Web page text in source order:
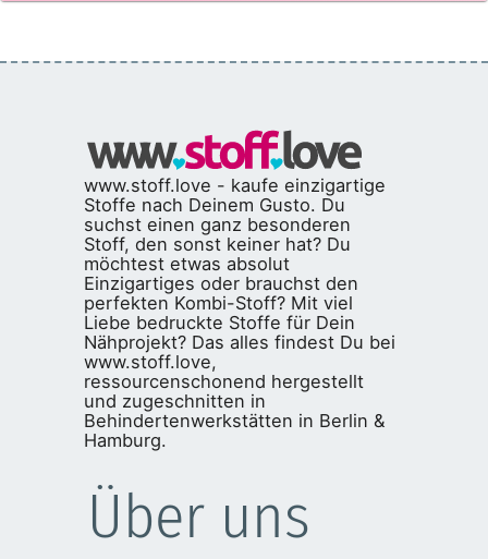
www.stoff.love - kaufe einzigartige
Stoffe nach Deinem Gusto. Du
suchst einen ganz besonderen
Stoff, den sonst keiner hat? Du
möchtest etwas absolut
Einzigartiges oder brauchst den
perfekten Kombi-Stoff? Mit viel
Liebe bedruckte Stoffe für Dein
Nähprojekt? Das alles findest Du bei
www.stoff.love,
ressourcenschonend hergestellt
und zugeschnitten in
Behindertenwerkstätten in Berlin &
Hamburg.
Über uns